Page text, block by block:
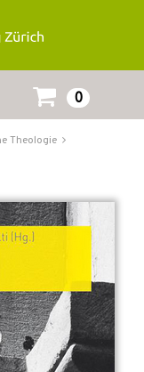
0
Theologie